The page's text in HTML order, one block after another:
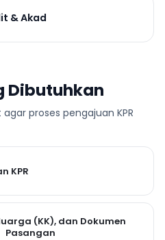
& Akad
Dibutuhkan
proses pengajuan KPR
KPR
(KK), dan Dokumen
Pasangan